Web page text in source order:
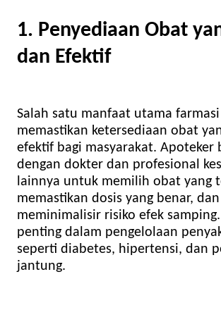
1. Penyediaan Obat
dan Efektif
Salah satu manfaat utama
memastikan ketersediaan obat
efektif bagi masyarakat. Apoteker
dengan dokter dan profesional
lainnya untuk memilih obat yang
memastikan dosis yang benar, dan
meminimalisir risiko efek
penting dalam pengelolaan
seperti diabetes, hipertensi, dan
jantung.